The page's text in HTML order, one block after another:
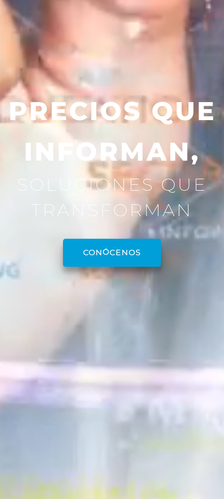
PRECIOS QUE
INFORMAN,
SOLUCIONES QUE
TRANSFORMAN
CONÓCENOS